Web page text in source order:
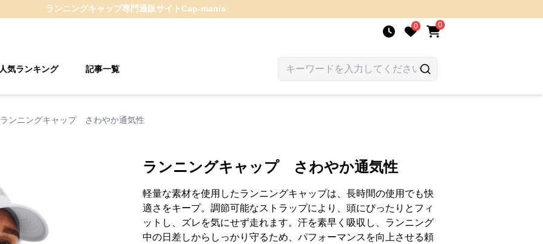
ランニングキャップ専門通販サイトCap-mania
0 0
人気ランキング 記事一覧
ランニングキャップ さわやか通気性
ランニングキャップ さわやか通気性
軽量な素材を使用したランニングキャップは、長時間の使用でも快
適さをキープ。調節可能なストラップにより、頭にぴったりとフィ
ットし、ズレを気にせず走れます。汗を素早く吸収し、ランニング
中の日差しからしっかり守るため、パフォーマンスを向上させる頼